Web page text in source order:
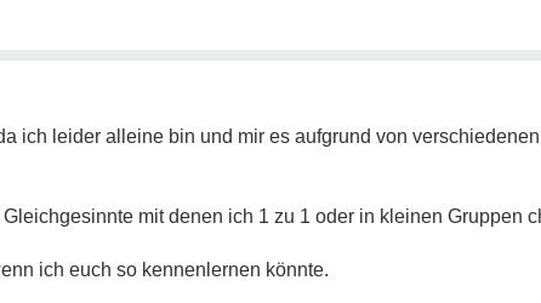
ich leider alleine bin und mir es aufgrund von
mit denen ich 1 zu 1 oder in kleinen Gruppen
ich euch so kennenlernen könnte.